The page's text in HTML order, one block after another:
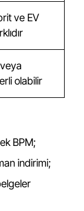
ve EV
olabilir
BPM;
indirimi;